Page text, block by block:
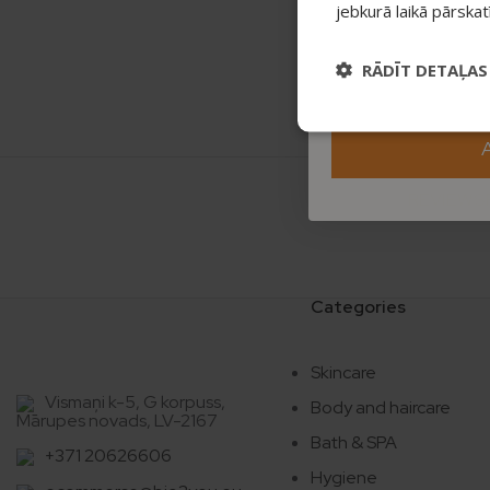
Vismaņi k-5, G korpuss,
Mārupes novads, LV-2167
+371 20626606
Categories
Skincare
Body and haircare
Bath & SPA
Hygiene
jebkurā laikā
RĀDĪT DETAĻAS